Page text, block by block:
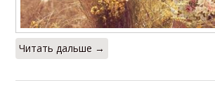
Читать дальше →